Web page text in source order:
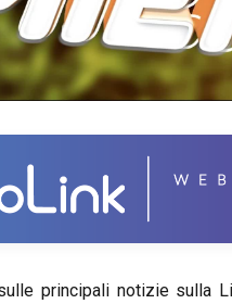
a
y
V
e
principali notizie sulla